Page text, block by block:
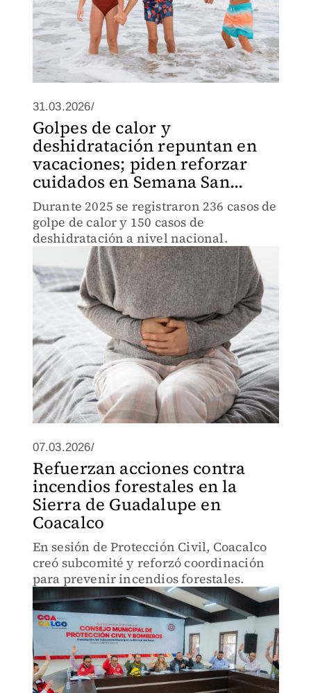
31.03.2026/
Golpes de calor y
deshidratación repuntan en
vacaciones; piden reforzar
cuidados en Semana San...
Durante 2025 se registraron 236 casos de
golpe de calor y 150 casos de
deshidratación a nivel nacional.
07.03.2026/
Refuerzan acciones contra
incendios forestales en la
Sierra de Guadalupe en
Coacalco
En sesión de Protección Civil, Coacalco
creó subcomité y reforzó coordinación
para prevenir incendios forestales.